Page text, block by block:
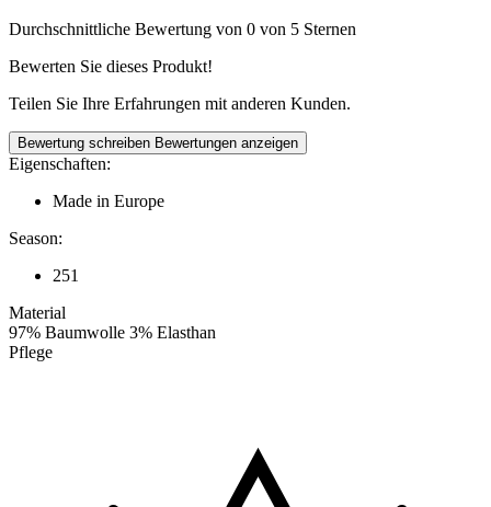
Durchschnittliche Bewertung von 0 von 5 Sternen
Bewerten Sie dieses Produkt!
Teilen Sie Ihre Erfahrungen mit anderen Kunden.
Bewertung schreiben Bewertungen anzeigen
Eigenschaften:
Made in Europe
Season:
251
Material
97% Baumwolle 3% Elasthan
Pflege